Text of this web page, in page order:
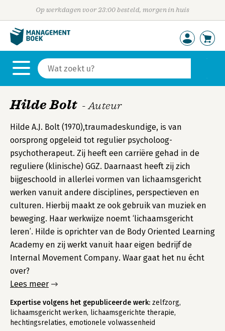
Op werkdagen voor 23:00 besteld, morgen in huis
Hilde Bolt - Auteur
Hilde A.J. Bolt (1970),traumadeskundige, is van
oorsprong opgeleid tot regulier psycholoog-
psychotherapeut. Zij heeft een carriëre gehad in de
reguliere (klinische) GGZ. Daarnaast heeft zij zich
bijgeschoold in allerlei vormen van lichaamsgericht
werken vanuit andere disciplines, perspectieven en
culturen. Hierbij maakt ze ook gebruik van muziek en
beweging. Haar werkwijze noemt ‘lichaamsgericht
leren’. Hilde is oprichter van de Body Oriented Learning
Academy en zij werkt vanuit haar eigen bedrijf de
Internal Movement Company. Waar gaat het nu écht
over?
Lees meer
Expertise volgens het gepubliceerde werk: zelfzorg,
lichaamsgericht werken, lichaamsgerichte therapie,
hechtingsrelaties, emotionele volwassenheid